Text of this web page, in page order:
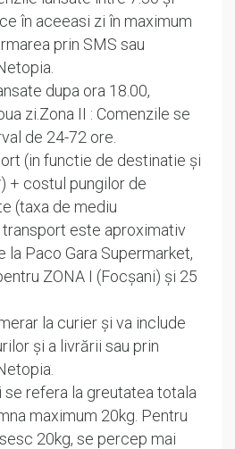
în aceeasi zi în maximum
prin SMS sau
dupa ora 18.00,
zi. Zona II : Comenzile se
de 24-72 ore.
(in functie de destinatie și
+ costul pungilor de
(taxa de mediu
este aproximativ
la Paco Gara Supermarket,
ZONA I (Focșani) și 25
la curier și va include
și a livrării sau prin
refera la greutatea totala
maximum 20kg. Pentru
20kg, se percep mai